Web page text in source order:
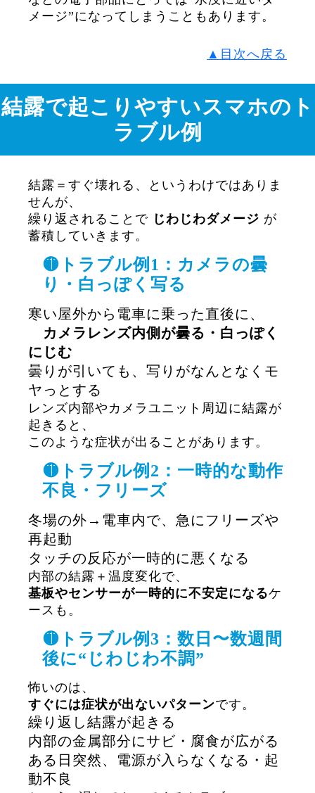
メージ”になってしまうこともあります。
▲目次へ戻る
結露で起こりやすいスマホのト
ラブル例
結露＝すぐ壊れる、というわけではありま
せんが、
繰り返されることで じわじわダメージ が
蓄積していきます。
🟡トラブル例1：カメラの曇
り・白っぽく写る
寒い屋外から電車に乗った直後に、
カメラレンズ内側が曇る・白っぽく
にじむ
曇りが引いても、写りがなんとなくモ
ヤっとする
レンズ内部やカメラユニット周辺に結露が
起きると、
このような症状が出ることがあります。
🟡トラブル例2：一時的な動作
不良・フリーズ
冬場の外→電車内で、急にフリーズや
再起動
タッチの反応が一時的に悪くなる
内部の結露＋温度変化で、
基板やセンサーが一時的に不安定になるケ
ースも。
🟡トラブル例3：数日〜数週間
後に“じわじわ不調”
怖いのは、
すぐには症状が出ないパターンです。
繰り返し結露が起きる
内部の金属部分にサビ・腐食が広がる
ある日突然、電源が入らなくなる・起
動不良